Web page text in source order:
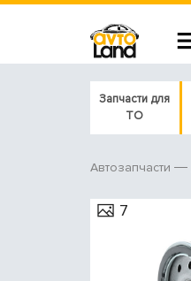
Запчасти для
ТО
Автозапчасти
7